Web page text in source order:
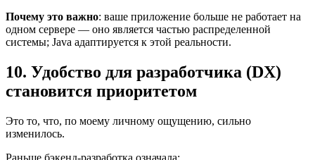
Почему это важно: ваше приложение больше не работает на
одном сервере — оно является частью распределенной
системы; Java адаптируется к этой реальности.
10. Удобство для разработчика (DX)
становится приоритетом
Это то, что, по моему личному ощущению, сильно
изменилось.
Раньше бэкенд-разработка означала: